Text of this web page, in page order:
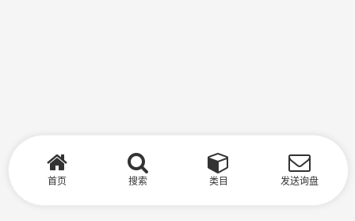
首页 搜索 类目 发送询盘